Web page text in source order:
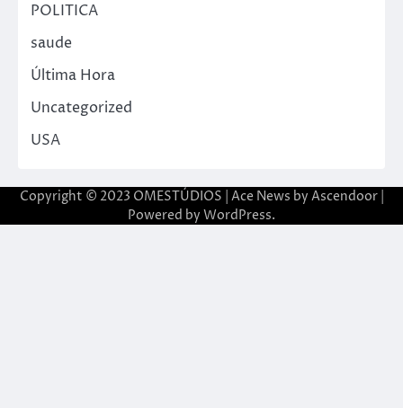
POLITICA
saude
Última Hora
Uncategorized
USA
Copyright © 2023 OMESTÚDIOS | Ace News by Ascendoor|
Powered by WordPress.